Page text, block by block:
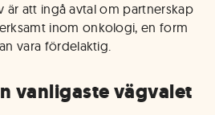
är att ingå avtal om partnerskap
inom onkologi, en form
vara fördelaktig.
vanligaste vägvalet